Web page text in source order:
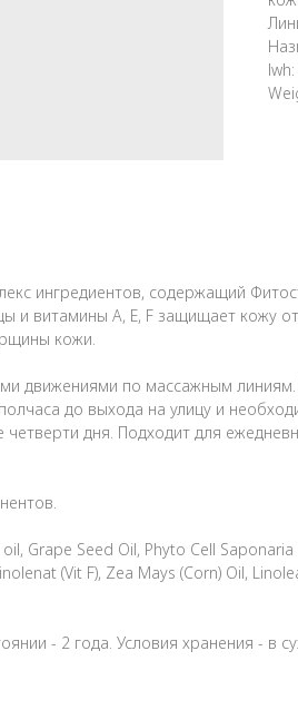
ингредиентов, содержащий
и витамины А, Е, F защищает кожу
кожи.
движениями по массажным
до выхода на улицу и
четверти дня. Подходит для
Grape Seed Oil, Phyto Cell
(Vit F), Zea Mays (Corn) Oil,
- 2 года. Условия хранения -